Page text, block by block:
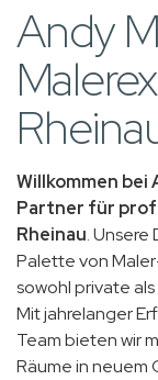
Andy
Willkommen bei
Partner für
Rheinau.
Palette von
sowohl private
Mit jahrelanger
Team bieten wir
Räume in neuem